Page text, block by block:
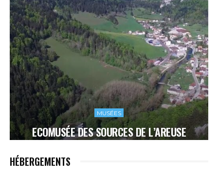
MUSÉES
ECOMUSÉE DES SOURCES DE L’AREUSE
HÉBERGEMENTS